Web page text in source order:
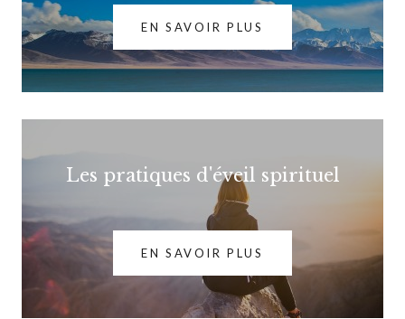
EN SAVOIR PLUS
Les pratiques d'éveil spirituel
EN SAVOIR PLUS